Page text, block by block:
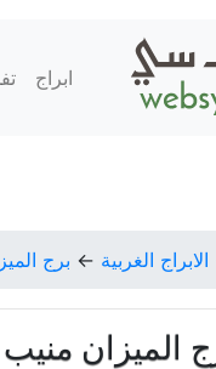
ابراج
الابراج الغربية ← برج
منيب الشيخ